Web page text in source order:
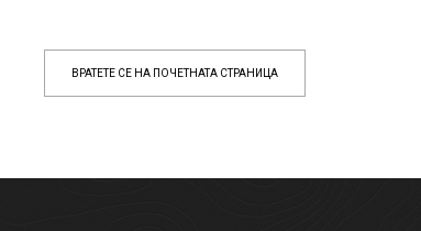
ВРАТЕТЕ СЕ НА ПОЧЕТНАТА СТРАНИЦА